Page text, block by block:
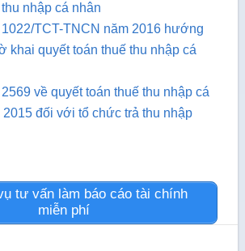
nhập cá nhân
TCT-TNCN năm 2016 hướng
khai quyết toán thuế thu nhập cá
về quyết toán thuế thu nhập cá
2015 đối với tổ chức trả thu nhập
tư vấn làm báo cáo tài chính
miễn phí